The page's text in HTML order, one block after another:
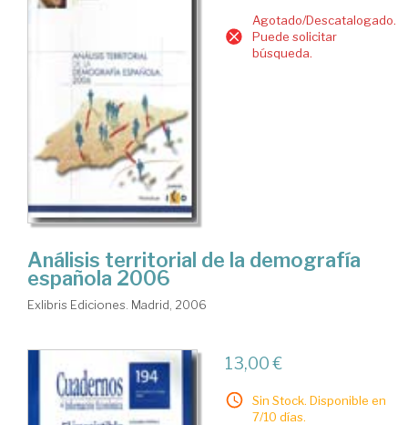
Agotado/Descatalogado.
Puede solicitar
búsqueda.
Análisis territorial de la demografía
española 2006
Exlibris Ediciones. Madrid, 2006
13,00 €
Sin Stock. Disponible en
7/10 días.